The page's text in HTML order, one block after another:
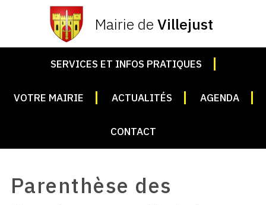
Mairie de Villejust
SERVICES ET INFOS PRATIQUES
VOTRE MAIRIE ACTUALITÉS AGENDA
CONTACT
Parenthèse des